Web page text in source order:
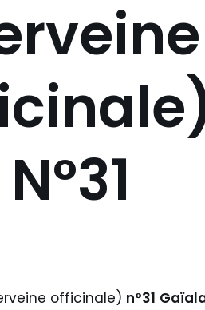
officinale) n°31